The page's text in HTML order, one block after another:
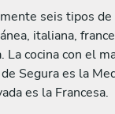
seis tipos de
italiana,
La cocina con el
Segura es la
es la Francesa.